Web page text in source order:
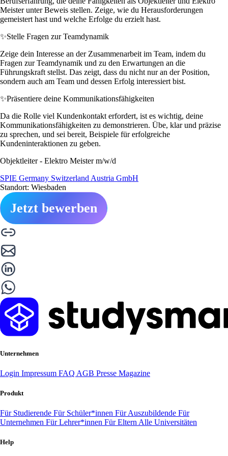
Meister unter Beweis stellen. Zeige, wie du Herausforderungen
gemeistert hast und welche Erfolge du erzielt hast.
✨Stelle Fragen zur Teamdynamik
Zeige dein Interesse an der Zusammenarbeit im Team, indem du
Fragen zur Teamdynamik und zu den Erwartungen an die
Führungskraft stellst. Das zeigt, dass du nicht nur an der Position,
sondern auch am Team und dessen Erfolg interessiert bist.
✨Präsentiere deine Kommunikationsfähigkeiten
Da die Rolle viel Kundenkontakt erfordert, ist es wichtig, deine
Kommunikationsfähigkeiten zu demonstrieren. Übe, klar und präzise
zu sprechen, und sei bereit, Beispiele für erfolgreiche
Kundeninteraktionen zu geben.
Objektleiter - Elektro Meister m/w/d
SPIE Germany Switzerland Austria GmbH
Standort: Wiesbaden
Jetzt bewerben
Unternehmen
Login Impressum FAQ AGB Presse Magazine
Produkt
Für Studierende Für Schüler*innen Für Auszubildende Für
Unternehmen Für Lehrer*innen Für Eltern Alle Universitäten
Help